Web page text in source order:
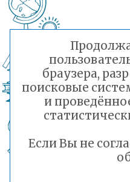
браузера,
поисковые
и
Если Вы не